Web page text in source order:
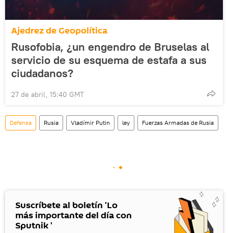
Ajedrez de Geopolítica
Rusofobia, ¿un engendro de Bruselas al
servicio de su esquema de estafa a sus
ciudadanos?
27 de abril, 15:40 GMT
Defensa Rusia Vladímir Putin ley Fuerzas Armadas de Rusia
Suscríbete al boletín 'Lo
más importante del día con
Sputnik '